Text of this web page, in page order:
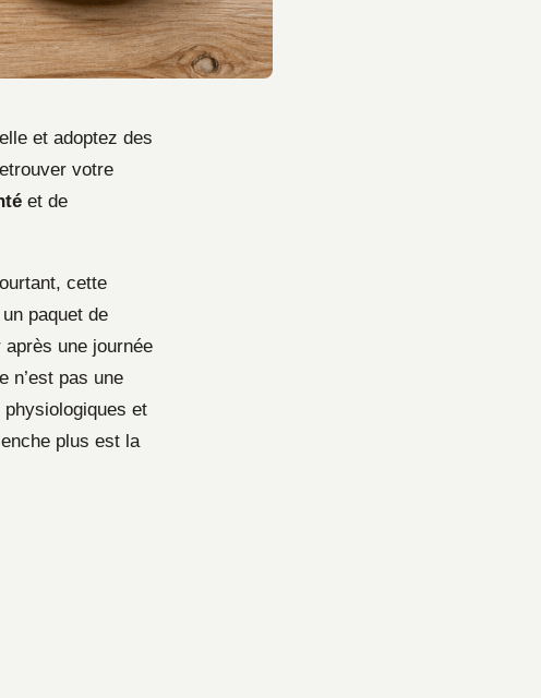
et adoptez des
votre
et de
cette
paquet de
une journée
n’est pas une
et
plus est la